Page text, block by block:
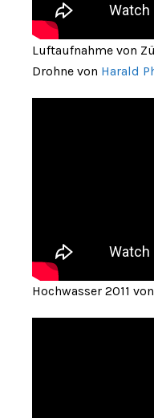
Luftaufnahme von
Drohne von Harald
Hochwasser 2011 von